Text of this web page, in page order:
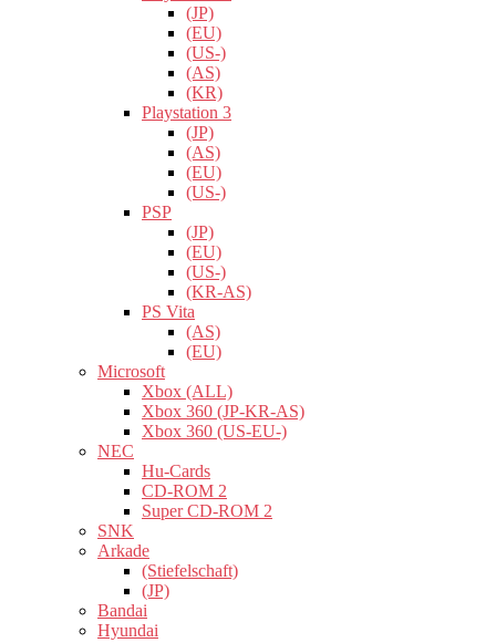
(JP)
(EU)
(US-)
(AS)
(KR)
Playstation 3
(JP)
(AS)
(EU)
(US-)
PSP
(JP)
(EU)
(US-)
(KR-AS)
PS Vita
(AS)
(EU)
Microsoft
Xbox (ALL)
Xbox 360 (JP-KR-AS)
Xbox 360 (US-EU-)
NEC
Hu-Cards
CD-ROM 2
Super CD-ROM 2
SNK
Arkade
(Stiefelschaft)
(JP)
Bandai
Hyundai